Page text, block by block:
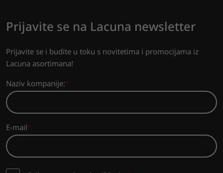
Prijavite se na Lacuna newsletter
Prijavite se i budite u toku s novitetima i promocijama iz
Lacuna asortimana!
Naziv kompanije:
E-mail